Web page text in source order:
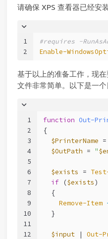
请确保 XPS 查看器已经安
1
2
#requires -
Enable-
基于以上的准备工作，现
文件非常简单。以下是一个
1
2
3
4
5
6
7
8
9
10
11
12
function Out-
{
$PrinterName =
$OutPath = "
$exists =
if ($exists)
  {
Remove-Item
  }
$input | Out-